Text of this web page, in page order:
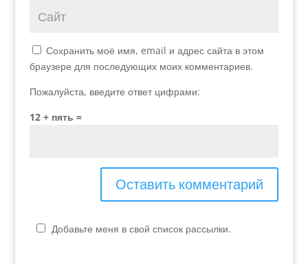
Сохранить моё имя, email и адрес сайта в этом
браузере для последующих моих комментариев.
Пожалуйста, введите ответ цифрами:
12 + пять =
Добавьте меня в свой список рассылки.